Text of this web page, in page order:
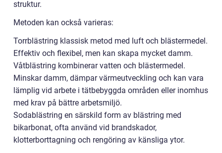
struktur.
Metoden kan också varieras:
Torrblästring klassisk metod med luft och blästermedel.
Effektiv och flexibel, men kan skapa mycket damm.
Våtblästring kombinerar vatten och blästermedel.
Minskar damm, dämpar värmeutveckling och kan vara
lämplig vid arbete i tätbebyggda områden eller inomhus
med krav på bättre arbetsmiljö.
Sodablästring en särskild form av blästring med
bikarbonat, ofta använd vid brandskador,
klotterborttagning och rengöring av känsliga ytor.